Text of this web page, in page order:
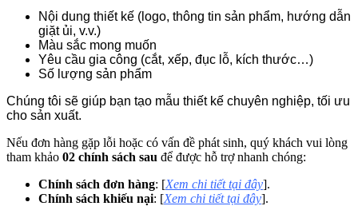
Nội dung thiết kế (logo, thông tin sản phẩm, hướng dẫn
giặt ủi, v.v.)
Màu sắc mong muốn
Yêu cầu gia công (cắt, xếp, đục lỗ, kích thước…)
Số lượng sản phẩm
Chúng tôi sẽ giúp bạn tạo mẫu thiết kế chuyên nghiệp, tối ưu
cho sản xuất.
Nếu đơn hàng gặp lỗi hoặc có vấn đề phát sinh, quý khách vui lòng
tham khảo 02 chính sách sau để được hỗ trợ nhanh chóng:
Chính sách đơn hàng: [Xem chi tiết tại đây].
Chính sách khiếu nại: [Xem chi tiết tại đây].